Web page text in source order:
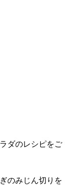
ダのレシピをご
のみじん切りを